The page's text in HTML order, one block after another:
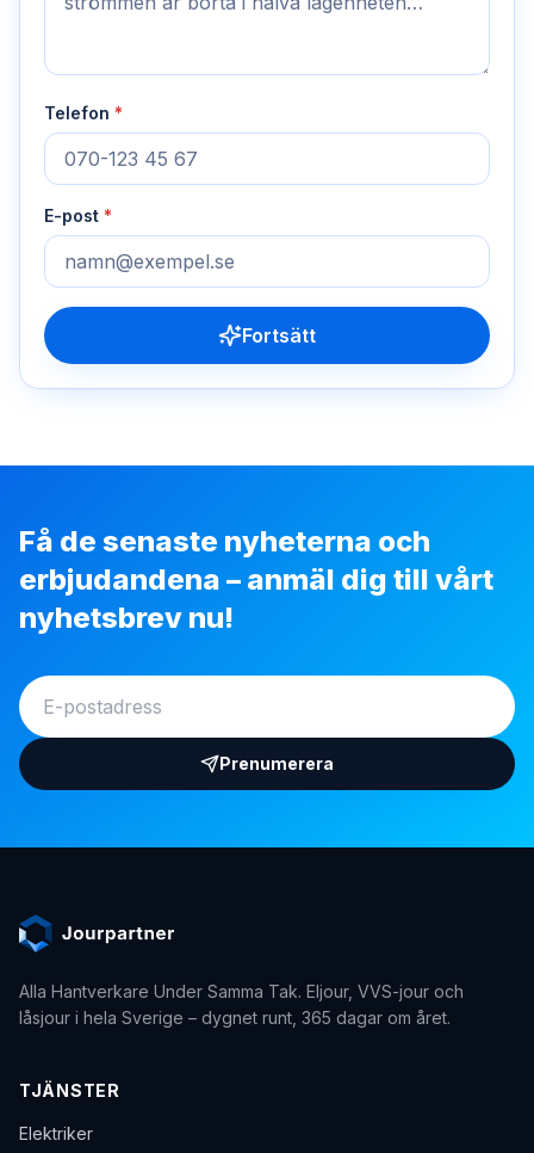
Telefon *
E-post *
Fortsätt
Få de senaste nyheterna och
erbjudandena – anmäl dig till vårt
nyhetsbrev nu!
Prenumerera
Alla Hantverkare Under Samma Tak. Eljour, VVS-jour och
låsjour i hela Sverige – dygnet runt, 365 dagar om året.
TJÄNSTER
Elektriker